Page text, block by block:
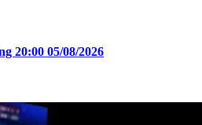
20:00 05/08/2026